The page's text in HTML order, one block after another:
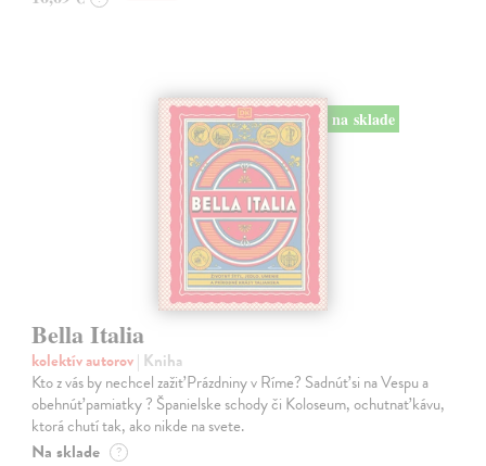
na sklade
Bella Italia
kolektív autorov| Kniha
Kto z vás by nechcel zažiť Prázdniny v Ríme? Sadnúť si na Vespu a
obehnúť pamiatky ? Španielske schody či Koloseum, ochutnať kávu,
ktorá chutí tak, ako nikde na svete.
Na sklade ?